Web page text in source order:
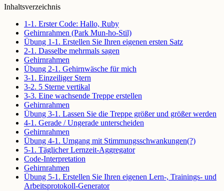
Inhaltsverzeichnis
1-1. Erster Code: Hallo, Ruby
Gehirnrahmen (Park Mun-ho-Stil)
Übung 1-1. Erstellen Sie Ihren eigenen ersten Satz
2-1. Dasselbe mehrmals sagen
Gehirnrahmen
Übung 2-1. Gehirnwäsche für mich
3-1. Einzeiliger Stern
3-2. 5 Sterne vertikal
3-3. Eine wachsende Treppe erstellen
Gehirnrahmen
Übung 3-1. Lassen Sie die Treppe größer und größer werden
4-1. Gerade / Ungerade unterscheiden
Gehirnrahmen
Übung 4-1. Umgang mit Stimmungsschwankungen(?)
5-1. Täglicher Lernzeit-Aggregator
Code-Interpretation
Gehirnrahmen
Übung 5-1. Erstellen Sie Ihren eigenen Lern-, Trainings- und
Arbeitsprotokoll-Generator